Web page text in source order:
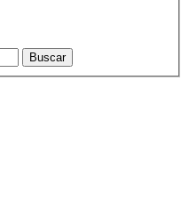
Buscar